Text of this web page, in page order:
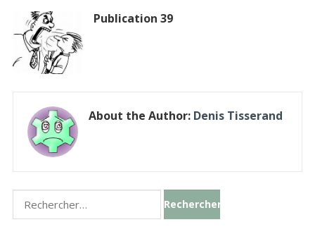
Publication 39
About the Author: Denis Tisserand
Rechercher :